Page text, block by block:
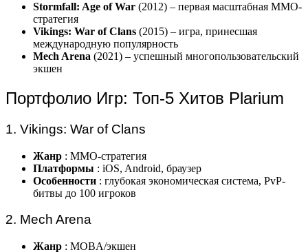
Stormfall: Age of War (2012) – первая масштабная MMO-
стратегия
Vikings: War of Clans (2015) – игра, принесшая
международную популярность
Mech Arena (2021) – успешный многопользовательский
экшен
Портфолио Игр: Топ-5 Хитов Plarium
1. Vikings: War of Clans
Жанр : MMO-стратегия
Платформы : iOS, Android, браузер
Особенности : глубокая экономическая система, PvP-
битвы до 100 игроков
2. Mech Arena
Жанр : MOBA/экшен